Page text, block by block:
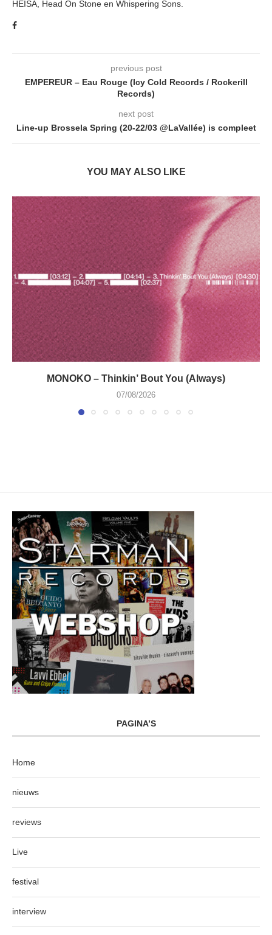
HEISA, Head On Stone en Whispering Sons.
previous post
EMPEREUR – Eau Rouge (Icy Cold Records / Rockerill
Records)
next post
Line-up Brossela Spring (20-22/03 @LaVallée) is compleet
YOU MAY ALSO LIKE
MONOKO – Thinkin’ Bout You (Always)
07/08/2026
PAGINA’S
Home
nieuws
reviews
Live
festival
interview